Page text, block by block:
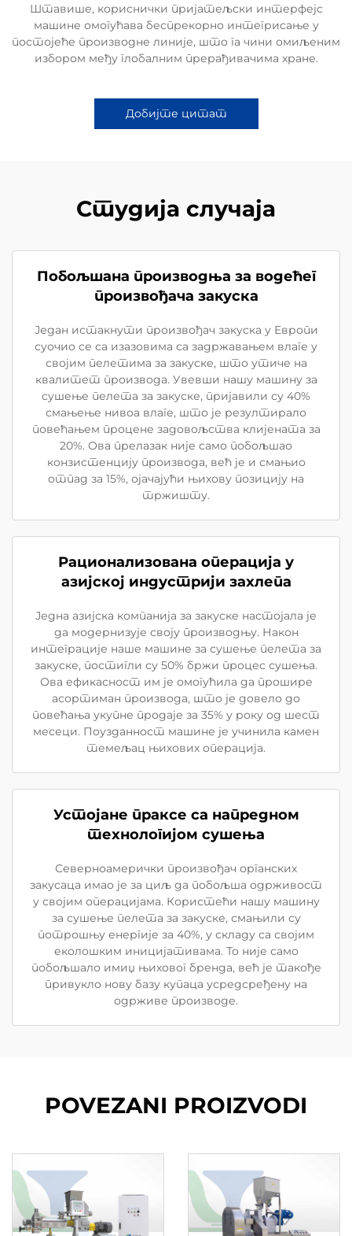
Штавише, кориснички пријатељски интерфејс
машине омогућава беспрекорно интегрисање у
постојеће производне линије, што га чини омиљеним
избором међу глобалним прерађивачима хране.
Добијте цитат
Студија случаја
Побољшана производња за водећег
произвођача закуска
Један истакнути произвођач закуска у Европи
суочио се са изазовима са задржавањем влаге у
својим пелетима за закуске, што утиче на
квалитет производа. Увевши нашу машину за
сушење пелета за закуске, пријавили су 40%
смањење нивоа влаге, што је резултирало
повећањем процене задовољства клијената за
20%. Ова прелазак није само побољшао
конзистенцију производа, већ је и смањио
отпад за 15%, ојачајући њихову позицију на
тржишту.
Рационализована операција у
азијској индустрији захлепа
Једна азијска компанија за закуске настојала је
да модернизује своју производњу. Након
интеграције наше машине за сушење пелета за
закуске, постигли су 50% бржи процес сушења.
Ова ефикасност им је омогућила да прошире
асортиман производа, што је довело до
повећања укупне продаје за 35% у року од шест
месеци. Поузданност машине је учинила камен
темељац њихових операција.
Устојане праксе са напредном
технологијом сушења
Северноамерички произвођач органских
закусаца имао је за циљ да побољша одрживост
у својим операцијама. Користећи нашу машину
за сушење пелета за закуске, смањили су
потрошњу енергије за 40%, у складу са својим
еколошким иницијативама. То није само
побољшало имиџ њиховог бренда, већ је такође
привукло нову базу купаца усредсређену на
одрживе производе.
POVEZANI PROIZVODI